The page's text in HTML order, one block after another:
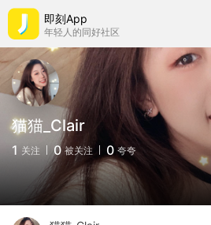
即刻App
年轻人的同好社区
猫猫_Clair
1 关注 0 被关注 0 夸夸